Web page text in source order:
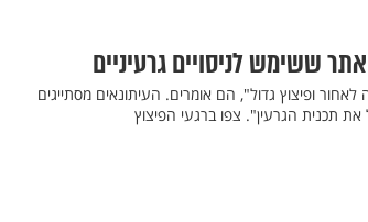
ששימש לניסויים גרעיניים
ופיצוץ גדול", הם אומרים. העיתונאים מסתייגים
תכנית הגרעין". צפו ברגעי הפיצוץ